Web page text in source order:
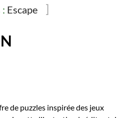
: Escape
de puzzles inspirée des jeux